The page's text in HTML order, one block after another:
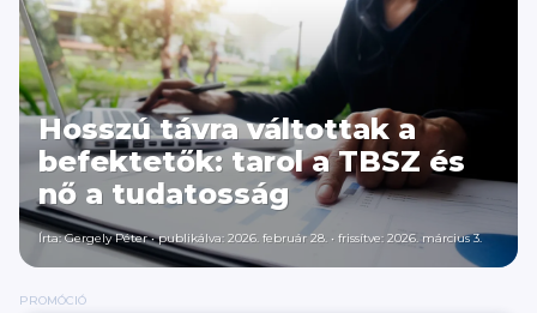
Hosszú távra váltottak a
befektetők: tarol a TBSZ és
nő a tudatosság
Írta:Gergely Péter•publikálva: 2026. február 28. • frissítve: 2026. március 3.
PROMÓCIÓ